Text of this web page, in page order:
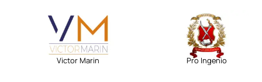
Victor Marin Pro Ingenio